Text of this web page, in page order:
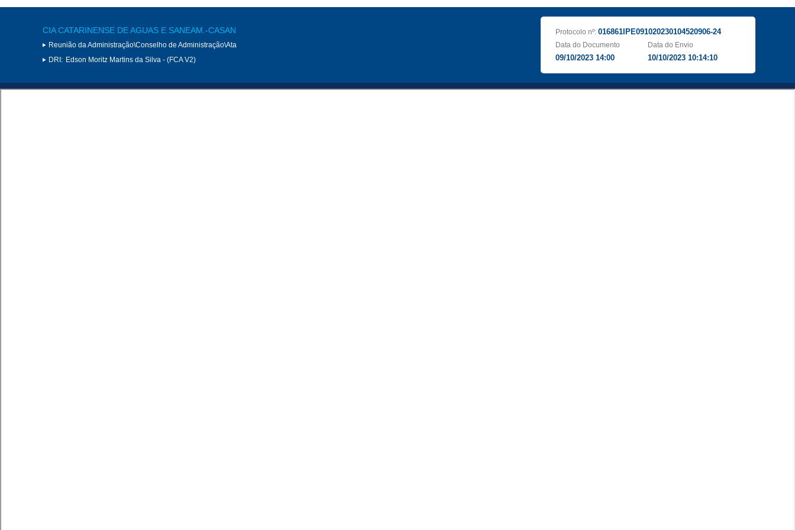
CIA CATARINENSE DE AGUAS E SANEAM.-CASAN
Reunião da Administração\Conselho de Administração\Ata
DRI: Edson Moritz Martins da Silva - (FCA V2)
Protocolo nº: 016861IPE091020230104520906-24
Data do Documento
09/10/2023 14:00
Data do Envio
10/10/2023 10:14:10